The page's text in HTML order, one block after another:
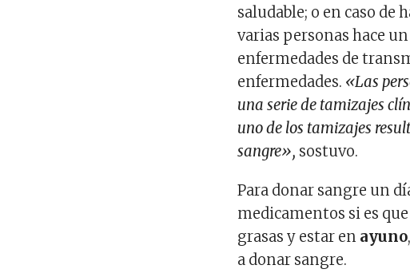
saludable; o en caso de
varias personas hace
enfermedades de
enfermedades. «Las
una serie de tamizajes
uno de los tamizajes
sangre», sostuvo.
Para donar sangre un
medicamentos si es
grasas y estar en ayuno
a donar sangre.